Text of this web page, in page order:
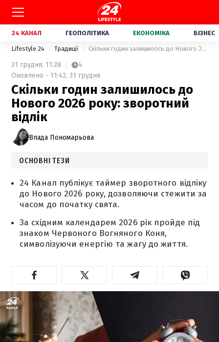
24 КАНАЛ ГЕОПОЛІТИКА ЕКОНОМІКА БІЗНЕС
Lifestyle 24 Традиції Скільки годин залишилось до Нового 2026 року: зворотний відлік
31 грудня, 11:28
4
Оновлено - 11:42, 31 грудня
Скільки годин залишилось до
Нового 2026 року: зворотний
відлік
Влада Пономарьова
ОСНОВНІ ТЕЗИ
24 Канал публікує таймер зворотного відліку
до Нового 2026 року, дозволяючи стежити за
часом до початку свята.
За східним календарем 2026 рік пройде під
знаком Червоного Вогняного Коня,
символізуючи енергію та жагу до життя.